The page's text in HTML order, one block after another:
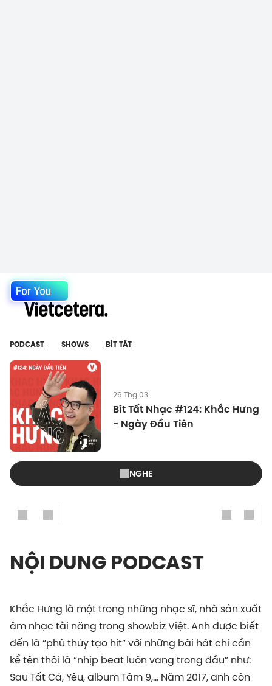
For You
PODCAST SHOWS BÍT TẤT
26 Thg 03
Bít Tất Nhạc #124: Khắc Hưng
- Ngày Đầu Tiên
NGHE
NỘI DUNG PODCAST
Khắc Hưng là một trong những nhạc sĩ, nhà sản xuất
âm nhạc tài năng trong showbiz Việt. Anh được biết
đến là “phù thủy tạo hit” với những bài hát chỉ cần
kể tên thôi là “nhịp beat luôn vang trong đầu” như:
Sau Tất Cả, Yêu, album Tâm 9,... Năm 2017, anh còn